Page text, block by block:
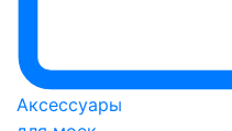
Аксессуары